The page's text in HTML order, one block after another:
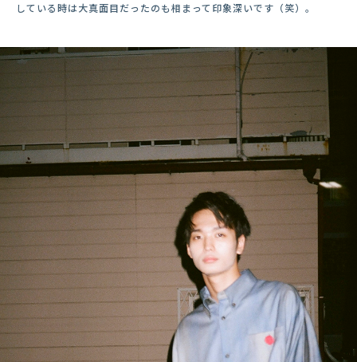
している時は大真面目だったのも相まって印象深いです（笑）。